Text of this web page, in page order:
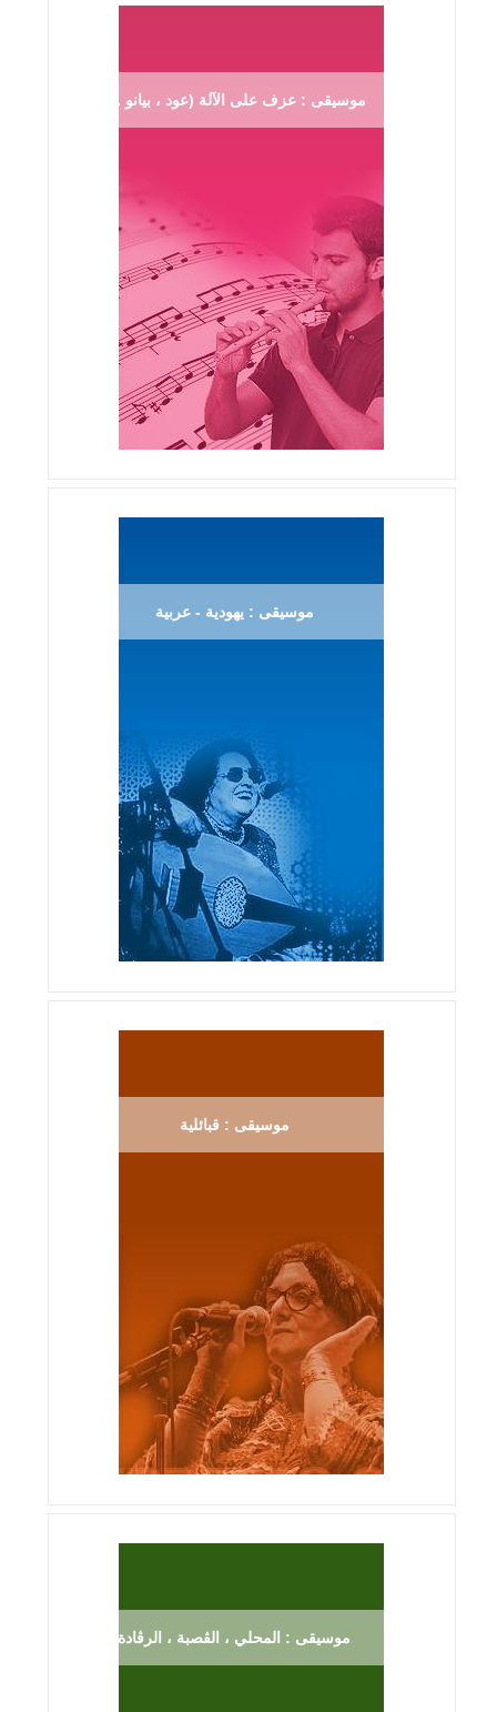
موسيقى : عزف على الآلة (عود ، بيانو ...)
موسيقى : يهودية - عربية
موسيقى : قبائلية
موسيقى : المحلي ، الڨصبة ، الرڨادة